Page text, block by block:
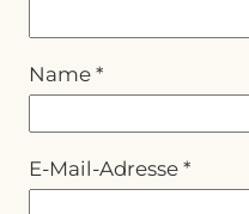
Name *
E-Mail-Adresse *